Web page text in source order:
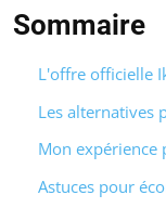
Sommaire
L'offre officielle
Les alternatives
Mon expérience
Astuces pour